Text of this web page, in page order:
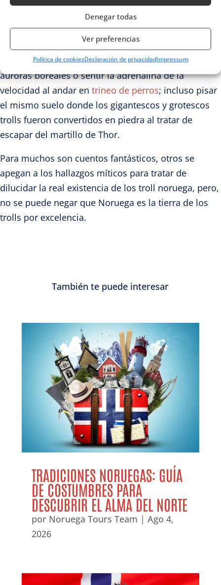
Denegar todas
Ver preferencias
Política de cookiesDeclaración de privacidadImpressum
enmarcada en leyendas ytradiciones mitológicas
que definen con arraigo su cultura.
Una visita a Noruega es más que ir de vacaciones, se
trata de crear recuerdos inolvidables bajo las
auroras boreales o sentir la adrenalina de la
velocidad al andar en trineo de perros; incluso pisar
el mismo suelo donde los gigantescos y grotescos
trolls fueron convertidos en piedra al tratar de
escapar del martillo de Thor.
Para muchos son cuentos fantásticos, otros se
apegan a los hallazgos míticos para tratar de
dilucidar la real existencia de los troll noruega, pero,
no se puede negar que Noruega es la tierra de los
trolls por excelencia.
También te puede interesar
TRADICIONES NORUEGAS: GUÍA
DE COSTUMBRES PARA
DESCUBRIR EL ALMA DEL NORTE
por Noruega Tours Team | Ago 4,
2026